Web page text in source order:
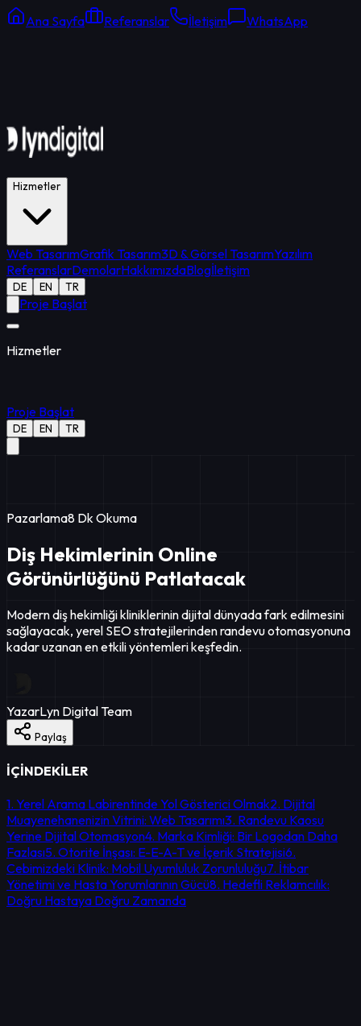
Ana Sayfa Referanslar İletişim WhatsApp
Hizmetler
Web TasarımGrafik Tasarım3D & Görsel TasarımYazılım
ReferanslarDemolarHakkımızdaBlogİletişim
DE EN TR
Proje Başlat
Hizmetler
Proje Başlat
DE EN TR
Pazarlama8 Dk Okuma
Diş Hekimlerinin Online
Görünürlüğünü Patlatacak
Modern diş hekimliği kliniklerinin dijital dünyada fark edilmesini
sağlayacak, yerel SEO stratejilerinden randevu otomasyonuna
kadar uzanan en etkili yöntemleri keşfedin.
YazarLyn Digital Team
Paylaş
İÇİNDEKİLER
1. Yerel Arama Labirentinde Yol Gösterici Olmak2. Dijital
Muayenehanenizin Vitrini: Web Tasarımı3. Randevu Kaosu
Yerine Dijital Otomasyon4. Marka Kimliği: Bir Logodan Daha
Fazlası5. Otorite İnşası: E-E-A-T ve İçerik Stratejisi6.
Cebimizdeki Klinik: Mobil Uyumluluk Zorunluluğu7. İtibar
Yönetimi ve Hasta Yorumlarının Gücü8. Hedefli Reklamcılık:
Doğru Hastaya Doğru Zamanda